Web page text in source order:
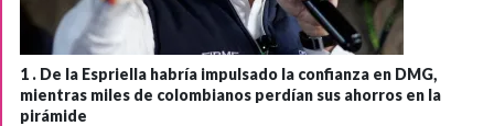
1 . De la Espriella habría impulsado la confianza en DMG,
mientras miles de colombianos perdían sus ahorros en la
pirámide